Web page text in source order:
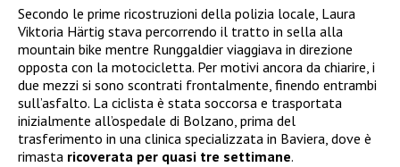
Secondo le prime ricostruzioni della polizia locale, Laura
Viktoria Härtig stava percorrendo il tratto in sella alla
mountain bike mentre Runggaldier viaggiava in direzione
opposta con la motocicletta. Per motivi ancora da chiarire, i
due mezzi si sono scontrati frontalmente, finendo entrambi
sull’asfalto. La ciclista è stata soccorsa e trasportata
inizialmente all’ospedale di Bolzano, prima del
trasferimento in una clinica specializzata in Baviera, dove è
rimasta ricoverata per quasi tre settimane.